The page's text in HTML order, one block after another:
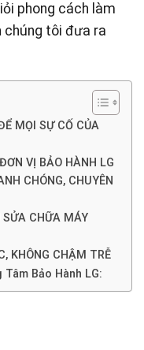
phong cách làm
chúng tôi đưa ra
MỌI SỰ CỐ CỦA
VỊ BẢO HÀNH LG
CHÓNG, CHUYÊN
SỬA CHỮA MÁY
KHÔNG CHẬM TRỄ
Bảo Hành LG: